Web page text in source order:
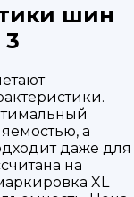
шин
3
а
даже для
на
XL